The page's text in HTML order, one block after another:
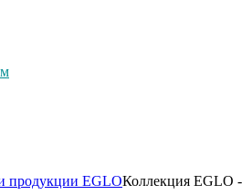
продукции EGLOКоллекция EGLO -